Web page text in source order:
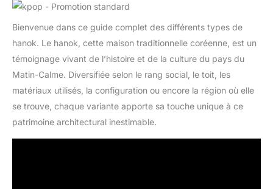
Bienvenue dans ce guide complet des différents types de
hanok. Le hanok, cette maison traditionnelle coréenne, est un
témoignage vivant de l’histoire et de la culture du pays du
Matin-Calme. Diversifiée selon le rang social, le toit, les
matériaux utilisés, la configuration ou encore la région où elle
se trouve, chaque variante apporte sa touche unique à ce
patrimoine architectural inestimable.